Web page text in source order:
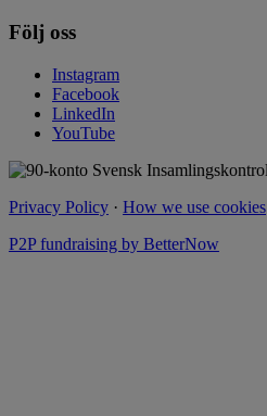
Följ oss
Instagram
Facebook
LinkedIn
YouTube
Privacy Policy · How we use cookies
P2P fundraising by BetterNow